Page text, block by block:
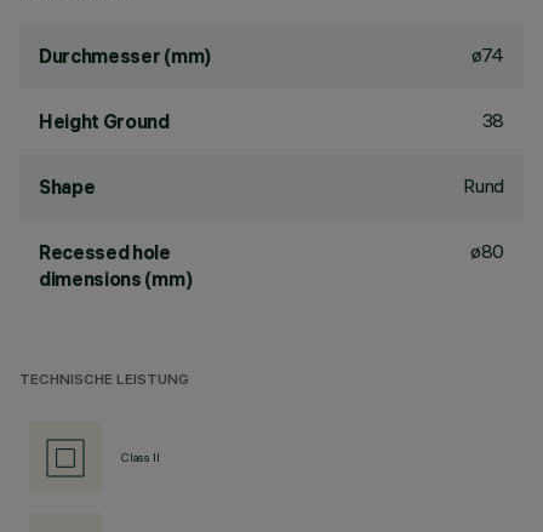
Durchmesser (mm) ø74
Height Ground 38
Shape Rund
Recessed hole
dimensions (mm)
ø80
TECHNISCHE LEISTUNG
Class II